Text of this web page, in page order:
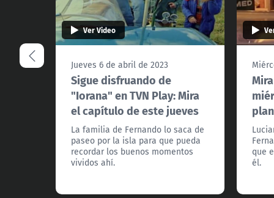
Ver Video
Jueves 6 de abril de 2023
Sigue disfruando de
"Iorana" en TVN Play: Mira
el capítulo de este jueves
La familia de Fernando lo saca de
paseo por la isla para que pueda
recordar los buenos momentos
vividos ahí.
que
él.